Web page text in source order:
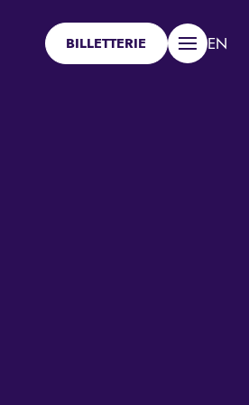
BILLETTERIE Menu
EN